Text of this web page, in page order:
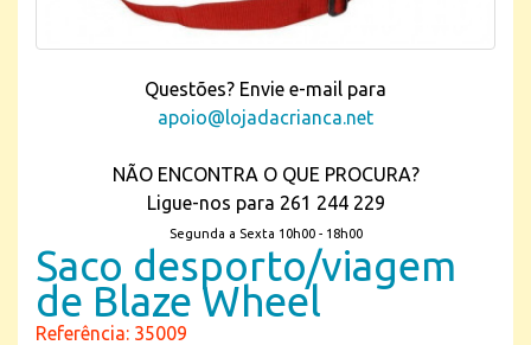
Questões? Envie e-mail para
apoio@lojadacrianca.net
NÃO ENCONTRA O QUE PROCURA?
Ligue-nos para 261 244 229
Segunda a Sexta 10h00 - 18h00
Saco desporto/viagem
de Blaze Wheel
Referência: 35009